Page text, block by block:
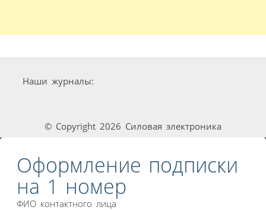
Наши журналы:
© Copyright 2026 Силовая электроника
Оформление подписки
на 1 номер
ФИО контактного лица